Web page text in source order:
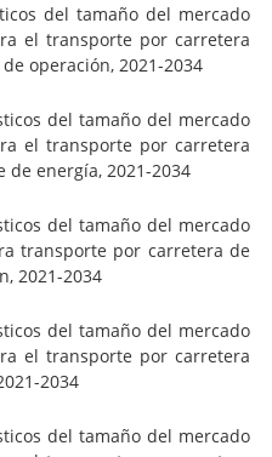
del tamaño del mercado
el transporte por carretera
operación, 2021-2034
del tamaño del mercado
el transporte por carretera
energía, 2021-2034
del tamaño del mercado
transporte por carretera de
2021-2034
del tamaño del mercado
el transporte por carretera
2034
del tamaño del mercado